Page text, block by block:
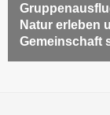
Natur erleben
Gemeinschaft